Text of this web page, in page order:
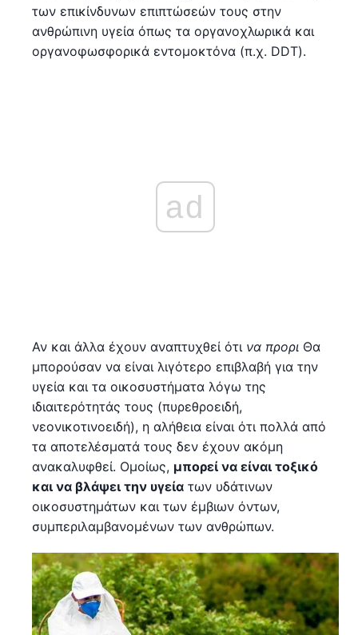
των επικίνδυνων επιπτώσεών τους στην
ανθρώπινη υγεία όπως τα οργανοχλωρικά και
οργανοφωσφορικά εντομοκτόνα (π.χ. DDT).
ad
Αν και άλλα έχουν αναπτυχθεί ότι να προρι Θα
μπορούσαν να είναι λιγότερο επιβλαβή για την
υγεία και τα οικοσυστήματα λόγω της
ιδιαιτερότητάς τους (πυρεθροειδή,
νεονικοτινοειδή), η αλήθεια είναι ότι πολλά από
τα αποτελέσματά τους δεν έχουν ακόμη
ανακαλυφθεί. Ομοίως, μπορεί να είναι τοξικό
και να βλάψει την υγεία των υδάτινων
οικοσυστημάτων και των έμβιων όντων,
συμπεριλαμβανομένων των ανθρώπων.